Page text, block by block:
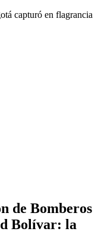
capturó en flagrancia
de Bomberos
Bolívar: la